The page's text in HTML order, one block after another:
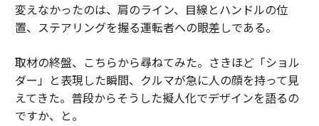
変えなかったのは、肩のライン、目線とハンドルの位
置、ステアリングを握る運転者への眼差しである。
取材の終盤、こちらから尋ねてみた。さきほど「ショル
ダー」と表現した瞬間、クルマが急に人の顔を持って見
えてきた。普段からそうした擬人化でデザインを語るの
ですか、と。